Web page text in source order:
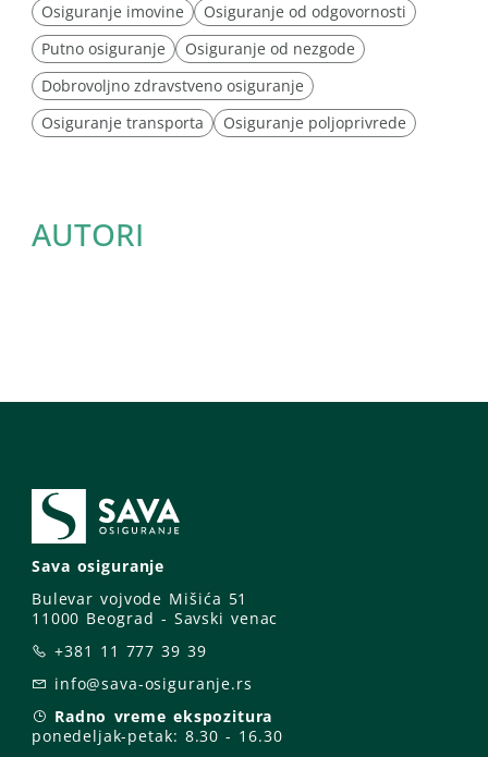
Osiguranje imovine
Osiguranje od odgovornosti
Putno osiguranje
Osiguranje od nezgode
Dobrovoljno zdravstveno osiguranje
Osiguranje transporta
Osiguranje poljoprivrede
AUTORI
Sava osiguranje
Bulevar vojvode Mišića 51
11000 Beograd - Savski venac
+381 11 777 39 39
info@sava-osiguranje.rs
Radno vreme ekspozitura
ponedeljak-petak: 8.30 - 16.30